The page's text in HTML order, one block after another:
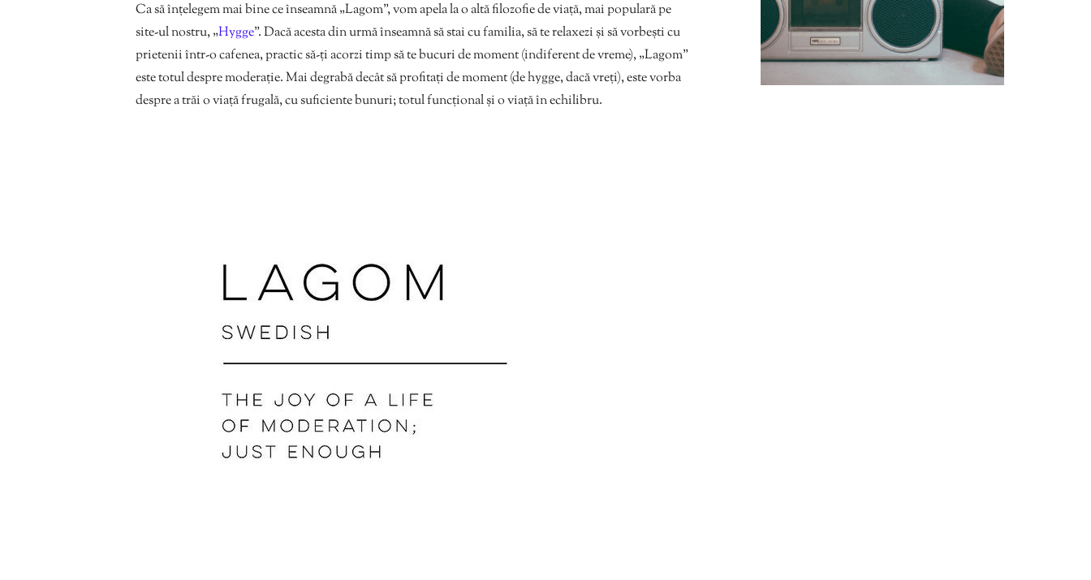
Ca să înțelegem mai bine ce înseamnă „Lagom”, vom apela la o altă filozofie de viață, mai populară pe
site-ul nostru, „Hygge”. Dacă acesta din urmă înseamnă să stai cu familia, să te relaxezi și să vorbești cu
prietenii într-o cafenea, practic să-ți acorzi timp să te bucuri de moment (indiferent de vreme), „Lagom”
este totul despre moderație. Mai degrabă decât să profitați de moment (de hygge, dacă vreți), este vorba
despre a trăi o viață frugală, cu suficiente bunuri; totul funcțional și o viață în echilibru.